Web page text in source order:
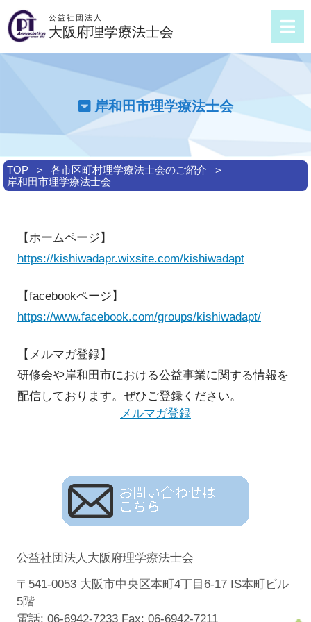
公益社団法人
大阪府理学療法士会
岸和田市理学療法士会
TOP
各市区町村理学療法士会のご紹介
岸和田市理学療法士会
【ホームページ】
https://kishiwadapr.wixsite.com/kishiwadapt
【facebookページ】
https://www.facebook.com/groups/kishiwadapt/
【メルマガ登録】
研修会や岸和田市における公益事業に関する情報を
配信しております。ぜひご登録ください。
メルマガ登録
公益社団法人大阪府理学療法士会
〒541-0053 大阪市中央区本町4丁目6-17 IS本町ビル
5階
電話: 06-6942-7233 Fax: 06-6942-7211